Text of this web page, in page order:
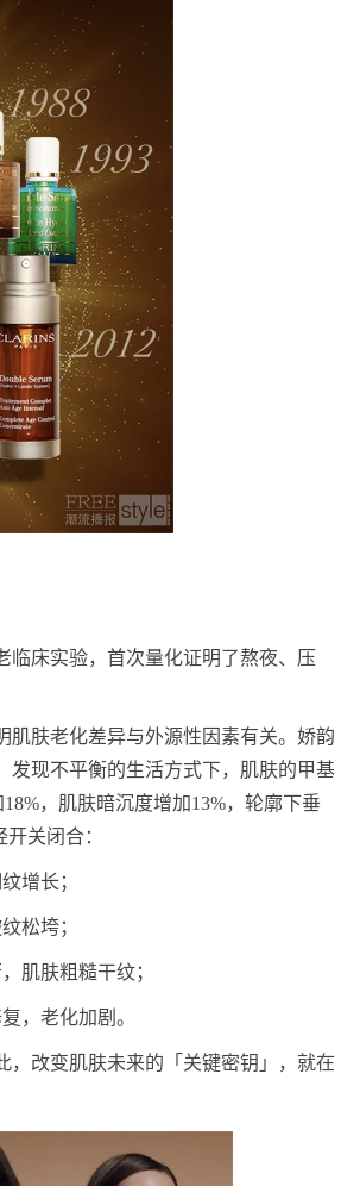
临床实验，首次量化证明了熬夜、压
肌肤老化差异与外源性因素有关。娇韵
发现不平衡的生活方式下，肌肤的甲基
，肌肤暗沉度增加13%，轮廓下垂
关闭合：
增长；
松垮；
肌肤粗糙干纹；
，老化加剧。
，改变肌肤未来的「关键密钥」，就在